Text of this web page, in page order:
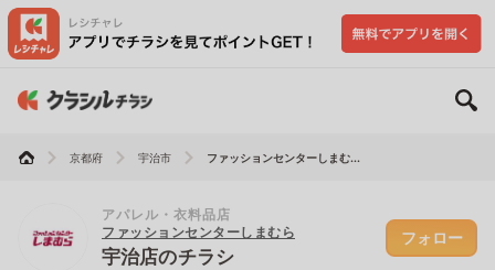
京都府 宇治市 ファッションセンターしまむ...
アパレル・衣料品店
ファッションセンターしまむら
宇治店のチラシ
フォロー